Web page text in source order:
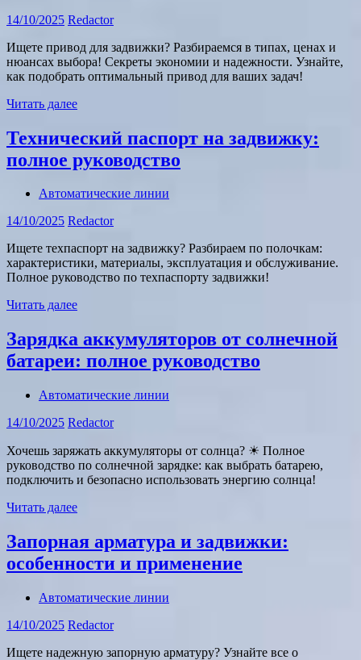
14/10/2025 Redactor
Ищете привод для задвижки? Разбираемся в типах, ценах и
нюансах выбора! Секреты экономии и надежности. Узнайте,
как подобрать оптимальный привод для ваших задач!
Читать далее
Технический паспорт на задвижку:
полное руководство
Автоматические линии
14/10/2025 Redactor
Ищете техпаспорт на задвижку? Разбираем по полочкам:
характеристики, материалы, эксплуатация и обслуживание.
Полное руководство по техпаспорту задвижки!
Читать далее
Зарядка аккумуляторов от солнечной
батареи: полное руководство
Автоматические линии
14/10/2025 Redactor
Хочешь заряжать аккумуляторы от солнца? ☀ Полное
руководство по солнечной зарядке: как выбрать батарею,
подключить и безопасно использовать энергию солнца!
Читать далее
Запорная арматура и задвижки:
особенности и применение
Автоматические линии
14/10/2025 Redactor
Ищете надежную запорную арматуру? Узнайте все о